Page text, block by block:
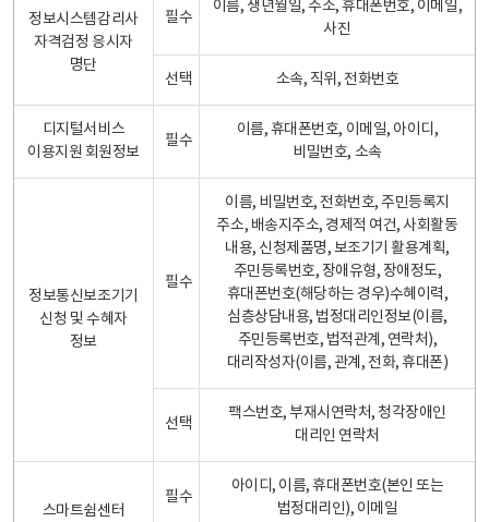
정보시스템감리사
자격검정 응시자
명단
필수
이름, 생년월일, 주소, 휴대폰번호, 이메일,
사진
선택 소속, 직위, 전화번호
디지털서비스
이용지원 회원정보
필수
이름, 휴대폰번호, 이메일, 아이디,
비밀번호, 소속
정보통신보조기기
신청 및 수혜자
정보
필수
이름, 비밀번호, 전화번호, 주민등록지
주소, 배송지주소, 경제적 여건, 사회활동
내용, 신청제품명, 보조기기 활용계획,
주민등록번호, 장애유형, 장애정도,
휴대폰번호(해당하는 경우)수혜이력,
심층상담내용, 법정대리인정보(이름,
주민등록번호, 법적관계, 연락처),
대리작성자(이름, 관계, 전화, 휴대폰)
선택
팩스번호, 부재시연락처, 청각장애인
대리인 연락처
스마트쉼센터
필수
아이디, 이름, 휴대폰번호(본인 또는
법정대리인), 이메일